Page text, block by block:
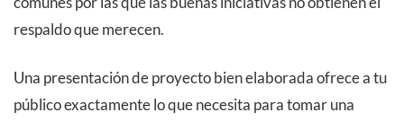
respaldo que merecen.
Una presentación de proyecto bien elaborada ofrece a tu
público exactamente lo que necesita para tomar una